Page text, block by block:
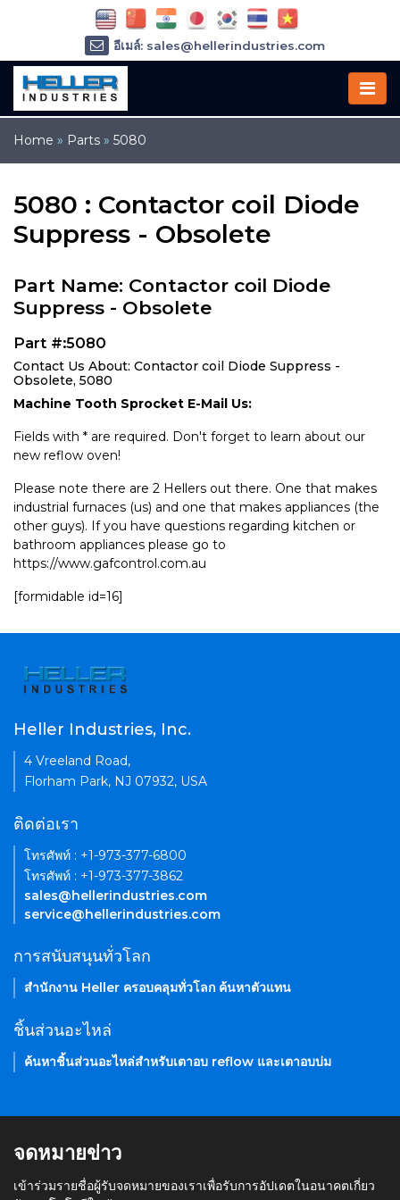
Home » Parts » 5080
5080 : Contactor coil Diode
Suppress - Obsolete
Part Name: Contactor coil Diode
Suppress - Obsolete
Part #:5080
Contact Us About: Contactor coil Diode Suppress -
Obsolete, 5080
Machine Tooth Sprocket E-Mail Us:
Fields with * are required. Don't forget to learn about our
new reflow oven!
Please note there are 2 Hellers out there. One that makes
industrial furnaces (us) and one that makes appliances (the
other guys). If you have questions regarding kitchen or
bathroom appliances please go to
https://www.gafcontrol.com.au
[formidable id=16]
อีเมล์: sales@hellerindustries.com
อีเมล์: service@hellerindustries.com
โทรศัพท์ :
Heller Industries, Inc.
4 Vreeland Road,
Florham Park, NJ 07932, USA
ติดต่อเรา
โทรศัพท์ : +1-973-377-6800
โทรศัพท์ : +1-973-377-3862
sales@hellerindustries.com
service@hellerindustries.com
การสนับสนุนทั่วโลก
สำนักงาน Heller ครอบคลุมทั่วโลก ค้นหาตัวแทน
ชิ้นส่วนอะไหล่
ค้นหาชิ้นส่วนอะไหล่สำหรับเตาอบ reflow และเตาอบบ่ม
จดหมายข่าว
เข้าร่วมรายชื่อผู้รับจดหมายของเราเพื่อรับการอัปเดตในอนาคตเกี่ยว